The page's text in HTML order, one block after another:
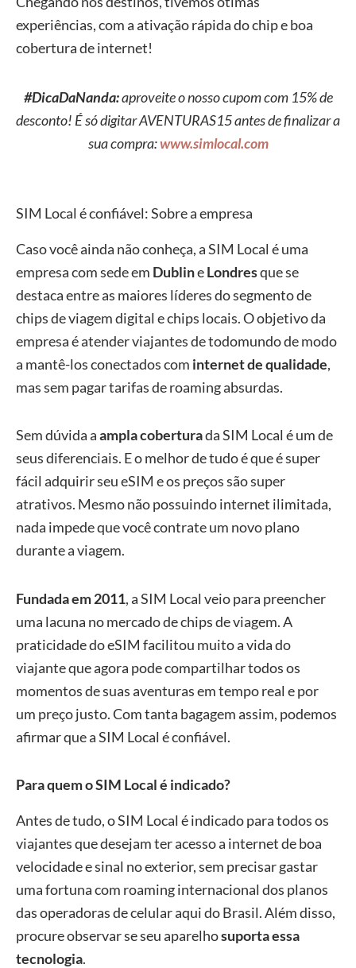
experiências, com a ativação rápida do chip e boa
cobertura de internet!
#DicaDaNanda:aproveite o nosso cupom com 15% de
desconto! É só digitar AVENTURAS15 antes de finalizar a
sua compra:www.simlocal.com
SIM Local é confiável: Sobre a empresa
Caso você ainda não conheça, a SIM Local é uma
empresa com sede em DublineLondresque se
destaca entre as maiores líderes do segmento de
chips de viagem digital e chips locais. O objetivo da
empresa é atender viajantes de todomundo de modo
a mantê-los conectados com internet de qualidade,
mas sem pagar tarifas de roaming absurdas.
Sem dúvida aampla coberturada SIM Local é um de
seus diferenciais. E o melhor de tudo é que é super
fácil adquirir seu eSIM e os preços são super
atrativos. Mesmo não possuindo internet ilimitada,
nada impede que você contrate um novo plano
durante a viagem.
Fundada em 2011, a SIM Local veio para preencher
uma lacuna no mercado de chips de viagem. A
praticidade do eSIM facilitou muito a vida do
viajante que agora pode compartilhar todos os
momentos de suas aventuras em tempo real e por
um preço justo. Com tanta bagagem assim, podemos
afirmar que a SIM Local é confiável.
Para quem o SIM Local é indicado?
Antes de tudo, o SIM Local é indicado para todos os
viajantes que desejam ter acesso a internet de boa
velocidade e sinal no exterior, sem precisar gastar
uma fortuna com roaming internacional dos planos
das operadoras de celular aqui do Brasil. Além disso,
procure observar se seu aparelhosuporta essa
tecnologia.